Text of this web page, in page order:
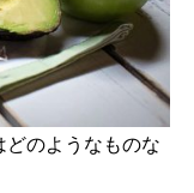
のようなものな